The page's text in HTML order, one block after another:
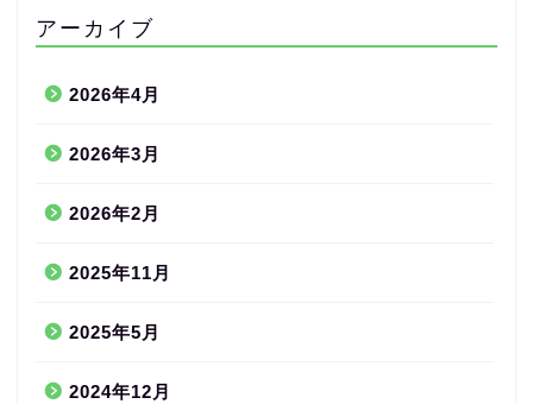
アーカイブ
2026年4月
2026年3月
2026年2月
2025年11月
2025年5月
2024年12月